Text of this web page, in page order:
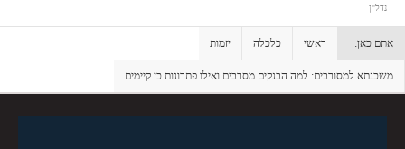
נדל"ן
אתם כאן: ראשי כלכלה יזמות
משכנתא למסורבים: למה הבנקים מסרבים ואילו פתרונות כן קיימים